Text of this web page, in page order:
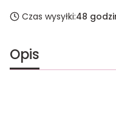
Czas wysyłki:48
Opis